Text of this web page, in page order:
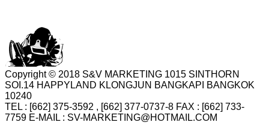
Copyright © 2018 S&V MARKETING 1015 SINTHORN
SOI.14 HAPPYLAND KLONGJUN BANGKAPI BANGKOK
10240
TEL : [662] 375-3592 , [662] 377-0737-8 FAX : [662] 733-
7759 E-MAIL : SV-MARKETING@HOTMAIL.COM